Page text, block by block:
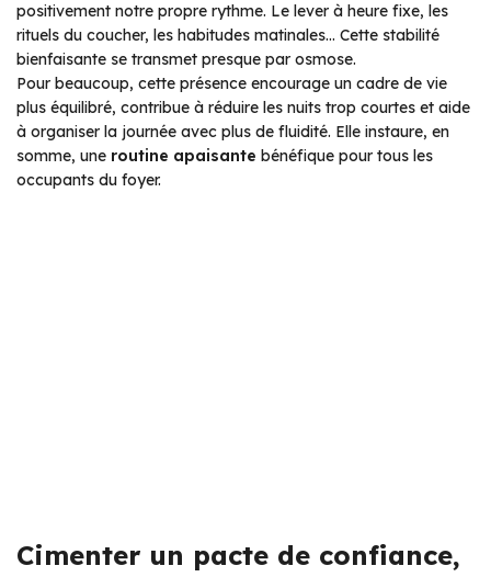
positivement notre propre rythme. Le lever à heure fixe, les
rituels du coucher, les habitudes matinales… Cette stabilité
bienfaisante se transmet presque par osmose.
Pour beaucoup, cette présence encourage un cadre de vie
plus équilibré, contribue à réduire les nuits trop courtes et aide
à organiser la journée avec plus de fluidité. Elle instaure, en
somme, une routine apaisante bénéfique pour tous les
occupants du foyer.
Cimenter un pacte de confiance,